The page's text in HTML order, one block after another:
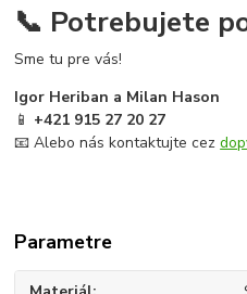
📞 Potrebujete
Sme tu pre vás!
Igor Heriban a Milan Hason
📱 +421 915 27 20 27
📧 Alebo nás kontaktujte cez
Parametre